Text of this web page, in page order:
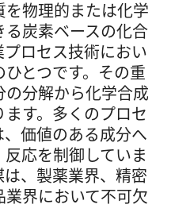
物理的または化学
炭素ベースの化合
ロセス技術におい
とつです。その重
分解から化学合成
す。多くのプロセ
価値のある成分へ
応を制御していま
、製薬業界、精密
界において不可欠